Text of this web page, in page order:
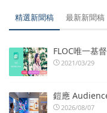
精選新聞稿 最新新聞稿
FLOC唯一基
2021/03/29
鎧應
2026/08/07